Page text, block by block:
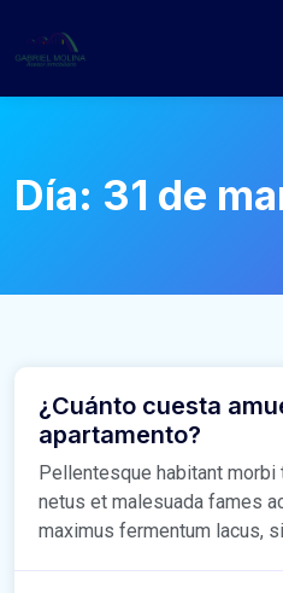
Día: 31 de
¿Cuánto cuesta
apartamento?
Pellentesque habitant
netus et malesuada fames
maximus fermentum lacus,